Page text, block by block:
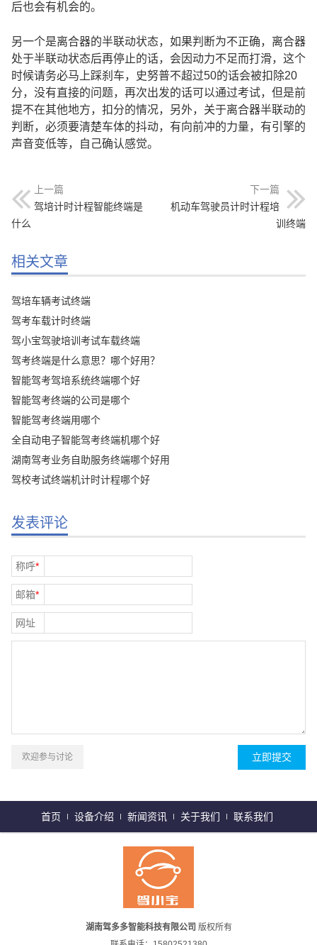
后也会有机会的。
另一个是离合器的半联动状态，如果判断为不正确，离合器
处于半联动状态后再停止的话，会因动力不足而打滑，这个
时候请务必马上踩刹车，史努普不超过50的话会被扣除20
分，没有直接的问题，再次出发的话可以通过考试，但是前
提不在其他地方，扣分的情况，另外，关于离合器半联动的
判断，必须要清楚车体的抖动，有向前冲的力量，有引擎的
声音变低等，自己确认感觉。
上一篇
驾培计时计程智能终端是
什么
下一篇
机动车驾驶员计时计程培
训终端
相关文章
驾培车辆考试终端
驾考车载计时终端
驾小宝驾驶培训考试车载终端
驾考终端是什么意思？哪个好用？
智能驾考驾培系统终端哪个好
智能驾考终端的公司是哪个
智能驾考终端用哪个
全自动电子智能驾考终端机哪个好
湖南驾考业务自助服务终端哪个好用
驾校考试终端机计时计程哪个好
发表评论
称呼*
邮箱*
网址
欢迎参与讨论
首页 设备介绍 新闻资讯 关于我们 联系我们
湖南驾多多智能科技有限公司 版权所有